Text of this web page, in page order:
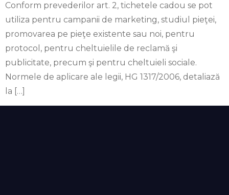
Conform prevederilor art. 2, tichetele cadou se pot
utiliza pentru campanii de marketing, studiul pieţei,
promovarea pe pieţe existente sau noi, pentru
protocol, pentru cheltuielile de reclamă şi
publicitate, precum şi pentru cheltuieli sociale.
Normele de aplicare ale legii, HG 1317/2006, detaliază
la […]